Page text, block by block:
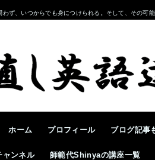
ず、いつからでも身につけられる。そして、その可能
ホーム プロフィール ブログ記事
ャンネル 師範代Shinyaの講座一覧